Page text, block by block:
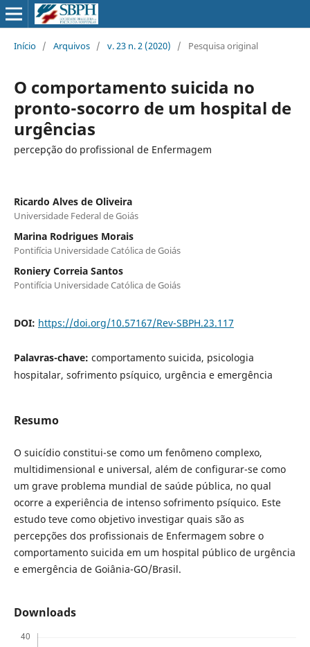
Início / Arquivos / v. 23 n. 2 (2020) / Pesquisa original
O comportamento suicida no
pronto-socorro de um hospital de
urgências
percepção do profissional de Enfermagem
Ricardo Alves de Oliveira
Universidade Federal de Goiás
Marina Rodrigues Morais
Pontifícia Universidade Católica de Goiás
Roniery Correia Santos
Pontifícia Universidade Católica de Goiás
DOI: https://doi.org/10.57167/Rev-SBPH.23.117
Palavras-chave: comportamento suicida, psicologia
hospitalar, sofrimento psíquico, urgência e emergência
Resumo
O suicídio constitui-se como um fenômeno complexo,
multidimensional e universal, além de configurar-se como
um grave problema mundial de saúde pública, no qual
ocorre a experiência de intenso sofrimento psíquico. Este
estudo teve como objetivo investigar quais são as
percepções dos profissionais de Enfermagem sobre o
comportamento suicida em um hospital público de urgência
e emergência de Goiânia-GO/Brasil.
Downloads